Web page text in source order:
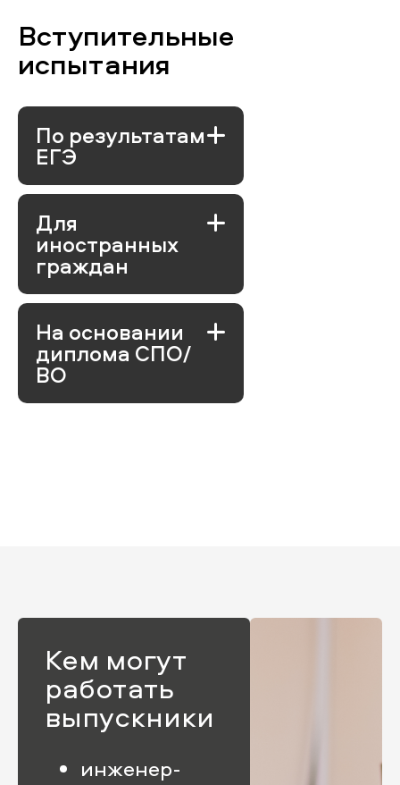
Вступительные
испытания
По результатам
ЕГЭ
Для
иностранных
граждан
На основании
диплома СПО/
ВО
Кем могут
работать
выпускники
инженер-